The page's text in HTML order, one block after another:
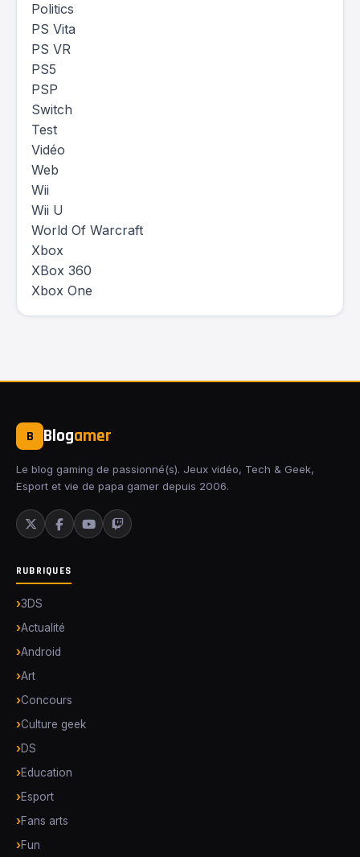
Politics
PS Vita
PS VR
PS5
PSP
Switch
Test
Vidéo
Web
Wii
Wii U
World Of Warcraft
Xbox
XBox 360
Xbox One
B Blogamer
Le blog gaming de passionné(s). Jeux vidéo, Tech & Geek,
Esport et vie de papa gamer depuis 2006.
RUBRIQUES
3DS
Actualité
Android
Art
Concours
Culture geek
DS
Education
Esport
Fans arts
Fun